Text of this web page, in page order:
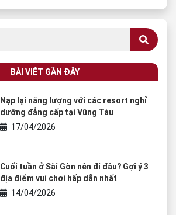
BÀI VIẾT GẦN ĐÂY
Nạp lại năng lượng với các resort nghỉ
dưỡng đẳng cấp tại Vũng Tàu
17/04/2026
Cuối tuần ở Sài Gòn nên đi đâu? Gợi ý 3
địa điểm vui chơi hấp dẫn nhất
14/04/2026